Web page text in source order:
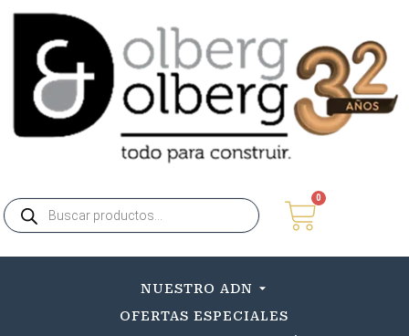
0
NUESTRO ADN
OFERTAS ESPECIALES